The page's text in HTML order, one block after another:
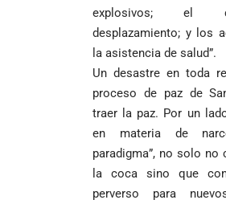
explosivos; el
desplazamiento; y los
la asistencia de salud”.
Un desastre en toda
proceso de paz de
traer la paz. Por un
en materia de
paradigma”, no solo
la coca sino que
perverso para